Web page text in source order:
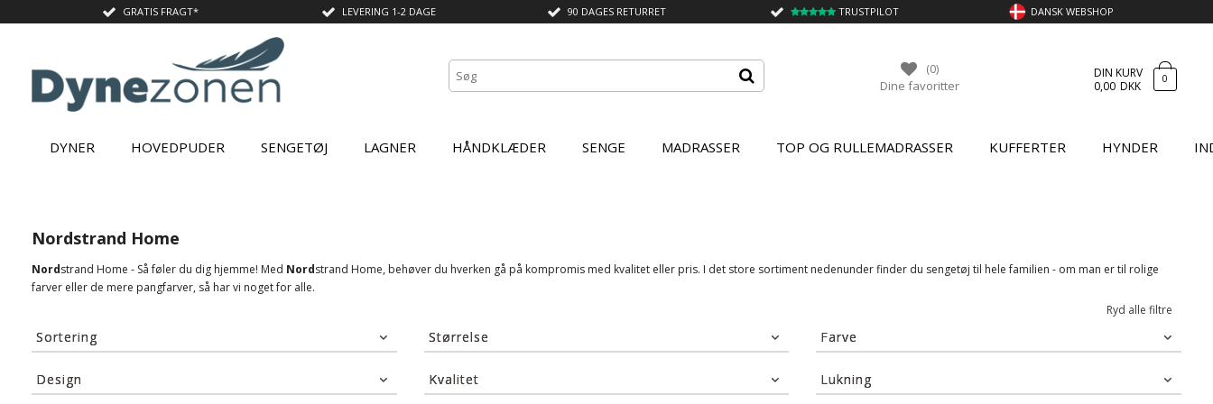
GRATIS FRAGT* LEVERING 1-2 DAGE 90 DAGES RETURRET TRUSTPILOT DANSK WEBSHOP
(0)
Dine favoritter
DIN KURV
0,00 DKK 0
DYNER HOVEDPUDER SENGETØJ LAGNER HÅNDKLÆDER SENGE MADRASSER TOP OG RULLEMADRASSER KUFFERTER HYNDER
Nordstrand Home
Nordstrand Home - Så føler du dig hjemme! Med Nordstrand Home, behøver du hverken gå på kompromis med kvalitet eller pris. I det store sortiment nedenunder finder du sengetøj til hele familien - om man er til rolige
farver eller de mere pangfarver, så har vi noget for alle.
Ryd alle filtre
Sortering
Pris stigende
Størrelse
140x220 cm
Farve
Blå
Design Kvalitet Lukning